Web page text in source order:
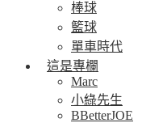
棒球
籃球
單車時代
這是專欄
Marc
小綠先生
BBetterJOE